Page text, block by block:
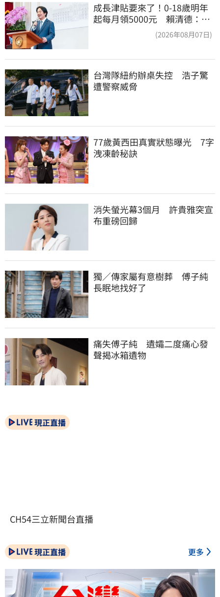
成長津貼要來了！0-18歲明年
起每月領5000元 賴清德：此
(2026年08月07日)
台灣隊紐約辦桌失控　浩子驚
遭警察威脅
77歲黃西田真實狀態曝光　7字
洩凍齡秘訣
消失螢光幕3個月　許貴雅突宣
布重磅回歸
獨／傳家屬有意樹葬　傅子純
長眠地找好了
痛失傅子純　遺孀二度痛心發
聲揭冰箱遺物
現正直播
CH54三立新聞台直播
現正直播 更多